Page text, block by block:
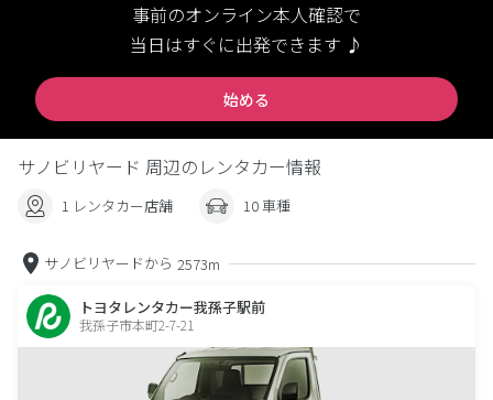
事前のオンライン本人確認で
当日はすぐに出発できます ♪
始める
サノビリヤード 周辺のレンタカー情報
1 レンタカー店舗 10 車種
サノビリヤードから 2573m
トヨタレンタカー我孫子駅前
我孫子市本町2-7-21